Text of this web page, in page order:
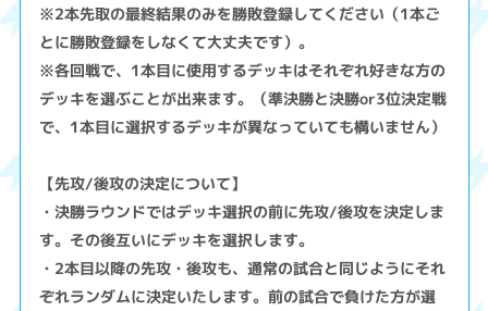
※2本先取の最終結果のみを勝敗登録してください（1本ご
とに勝敗登録をしなくて大丈夫です）。
※各回戦で、1本目に使用するデッキはそれぞれ好きな方の
デッキを選ぶことが出来ます。（準決勝と決勝or3位決定戦
で、1本目に選択するデッキが異なっていても構いません）
【先攻/後攻の決定について】
・決勝ラウンドではデッキ選択の前に先攻/後攻を決定しま
す。その後互いにデッキを選択します。
・2本目以降の先攻・後攻も、通常の試合と同じようにそれ
ぞれランダムに決定いたします。前の試合で負けた方が選